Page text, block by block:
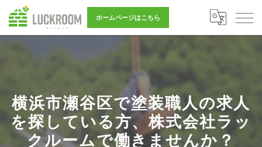
ホームページはこちら
横浜市瀬谷区で塗装職人の求人
を探している方、株式会社ラッ
クルームで働きませんか？